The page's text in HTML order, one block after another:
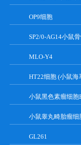
OP9细胞
MLO-Y4
小鼠黑色素瘤细胞
小鼠睾丸畸胎瘤细
GL261